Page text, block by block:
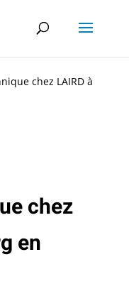
chez LAIRD à
chez
en